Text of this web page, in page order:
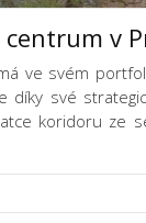
v
ve svém
díky své
koridoru ze